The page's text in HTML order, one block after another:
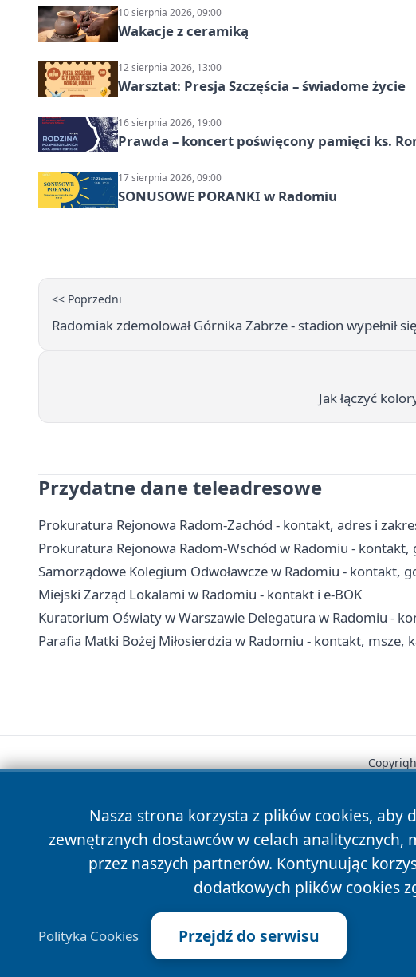
10 sierpnia 2026, 09:00
Wakacje z ceramiką
12 sierpnia 2026, 13:00
Warsztat: Presja Szczęścia – świadome życie
16 sierpnia 2026, 19:00
Prawda – koncert poświęcony pamięci ks.
17 sierpnia 2026, 09:00
SONUSOWE PORANKI w Radomiu
<< Poprzedni
Radomiak zdemolował Górnika Zabrze - stadion wypełnił
Jak łączyć
Przydatne dane teleadresowe
Prokuratura Rejonowa Radom-Zachód - kontakt, adres i
Prokuratura Rejonowa Radom-Wschód w Radomiu - kontakt,
Samorządowe Kolegium Odwoławcze w Radomiu - kontakt,
Miejski Zarząd Lokalami w Radomiu - kontakt i e-BOK
Kuratorium Oświaty w Warszawie Delegatura w Radomiu -
Parafia Matki Bożej Miłosierdzia w Radomiu - kontakt, msze,
Nasza strona korzysta z plików cookies, aby
zewnętrznych dostawców w celach
przez naszych partnerów. Kontynuując
dodatkowych plików cookies
Polityka Cookies Przejdź do serwisu
News